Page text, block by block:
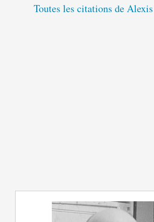
Toutes les citations de